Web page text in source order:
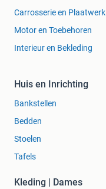
Carrosserie en Plaatwerk
Motor en Toebehoren
Interieur en Bekleding
Huis en Inrichting
Bankstellen
Bedden
Stoelen
Tafels
Kleding | Dames